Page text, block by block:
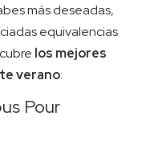
más deseadas,
equivalencias
los mejores
verano:
Pour